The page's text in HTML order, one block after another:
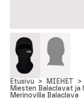
Etusivu MIEHET
Miesten Balaclavat ja
Merinovilla Balaclava